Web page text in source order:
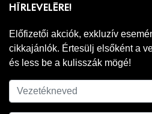
HÍRLEVELÉRE!
Előfizetői akciók, exkluzív
cikkajánlók. Értesülj elsőként a
és less be a kulisszák mögé!